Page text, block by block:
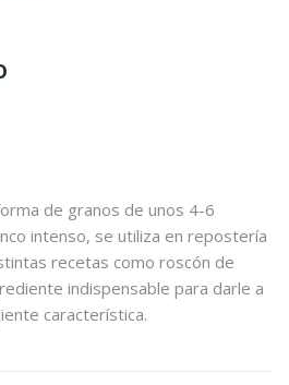
de granos de unos 4-6
intenso, se utiliza en repostería
recetas como roscón de
indispensable para darle a
característica.